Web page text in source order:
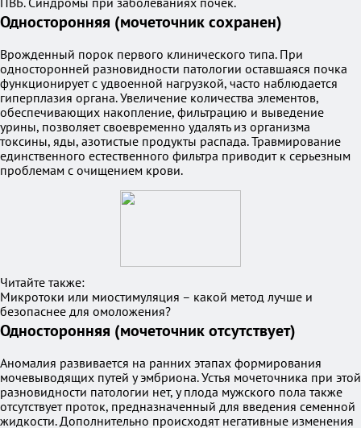
Односторонняя (мочеточник сохранен)
Врожденный порок первого клинического типа. При
односторонней разновидности патологии оставшаяся почка
функционирует с удвоенной нагрузкой, часто наблюдается
гиперплазия органа. Увеличение количества элементов,
обеспечивающих накопление, фильтрацию и выведение
урины, позволяет своевременно удалять из организма
токсины, яды, азотистые продукты распада. Травмирование
единственного естественного фильтра приводит к серьезным
проблемам с очищением крови.
Читайте также:
Микротоки или миостимуляция – какой метод лучше и
безопаснее для омоложения?
Односторонняя (мочеточник отсутствует)
Аномалия развивается на ранних этапах формирования
мочевыводящих путей у эмбриона. Устья мочеточника при этой
разновидности патологии нет, у плода мужского пола также
отсутствует проток, предназначенный для введения семенной
жидкости. Дополнительно происходят негативные изменения